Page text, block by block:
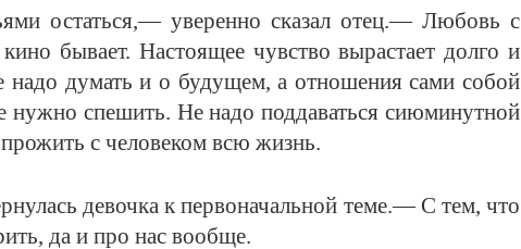
остаться,— уверенно сказал отец.— Любовь с
бывает. Настоящее чувство вырастает долго и
надо думать и о будущем, а отношения сами собой
нужно спешить. Не надо поддаваться сиюминутной
с человеком всю жизнь.
девочка к первоначальной теме.— С тем, что
да и про нас вообще.